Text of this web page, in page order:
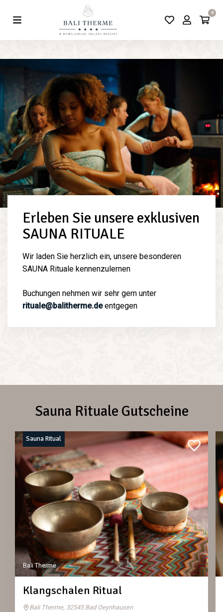
0
Erleben Sie unsere exklusiven
SAUNA RITUALE
Wir laden Sie herzlich ein, unsere besonderen
SAUNA Rituale kennenzulernen
Buchungen nehmen wir sehr gern unter
rituale@balitherme.deentgegen
Sauna Rituale Gutscheine
Sauna Ritual
Bali Therme
Klangschalen Ritual
Bali Therme, 32545 Bad Oeynhausen